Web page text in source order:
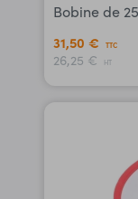
Bobine de
31,50 €
TTC
26,25 € HT